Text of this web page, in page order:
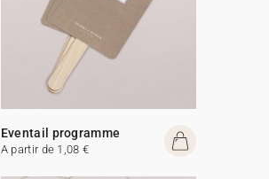
Eventail programme
A partir de 1,08 €